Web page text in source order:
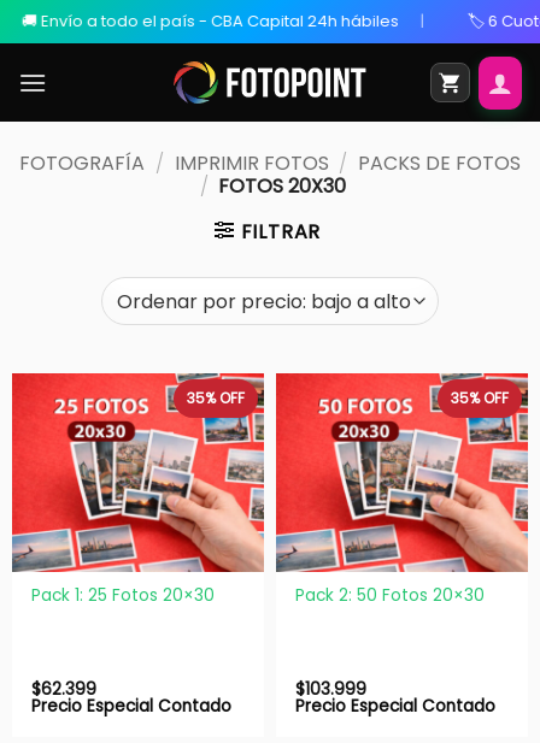
a todo el país - CBA Capital 24h hábiles 🏷️ 6 Cuotas Sin
FOTOGRAFÍA / IMPRIMIR FOTOS / PACKS DE FOTOS
/ FOTOS 20X30
FILTRAR
35%OFF
Pack 1: 25 Fotos 20×30
$62.399
Precio Especial Contado
35%OFF
Pack 2: 50 Fotos 20×30
$103.999
Precio Especial Contado